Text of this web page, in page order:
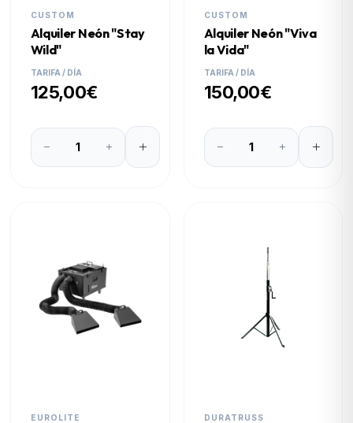
CUSTOM
Alquiler Neón "Stay
Wild"
TARIFA / DÍA
125,00€
CUSTOM
Alquiler Neón "Viva
la Vida"
TARIFA / DÍA
150,00€
EUROLITE DURATRUSS